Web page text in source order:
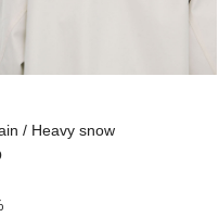
/ Heavy snow